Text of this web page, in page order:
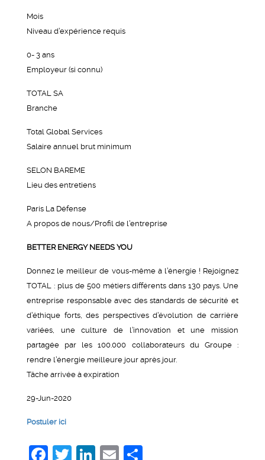
Mois
Niveau d’expérience requis
0- 3 ans
Employeur (si connu)
TOTAL SA
Branche
Total Global Services
Salaire annuel brut minimum
SELON BAREME
Lieu des entretiens
Paris La Défense
A propos de nous/Profil de l’entreprise
BETTER ENERGY NEEDS YOU
Donnez le meilleur de vous-même à l’énergie ! Rejoignez
TOTAL : plus de 500 métiers différents dans 130 pays. Une
entreprise responsable avec des standards de sécurité et
d’éthique forts, des perspectives d’évolution de carrière
variées, une culture de l’innovation et une mission
partagée par les 100.000 collaborateurs du Groupe :
rendre l’énergie meilleure jour après jour.
Tâche arrivée à expiration
29-Jun-2020
Postuler ici
Facebook
Twitter
LinkedIn
Email